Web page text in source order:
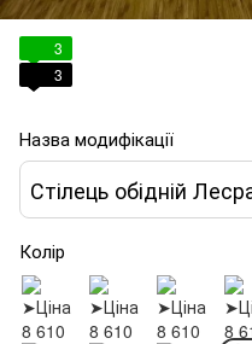
3
3
Назва модифікації
Колір